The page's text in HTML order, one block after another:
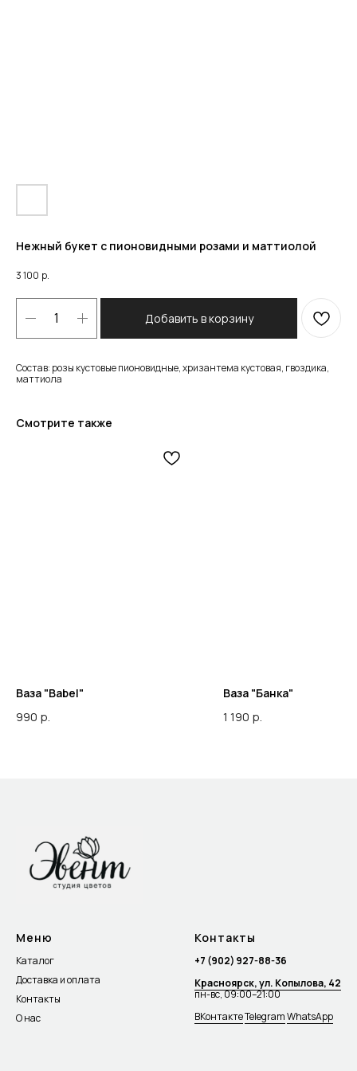
Нежный букет с пионовидными розами и маттиолой
3 100 р.
Добавить в корзину
Состав: розы кустовые пионовидные, хризантема кустовая, гвоздика,
маттиола
Смотрите также
Ваза "Babel"
990 р.
Ваза "Банка"
1 190 р.
Меню
Каталог
Доставка и оплата
Контакты
О нас
Контакты
+7 (902) 927-88-36
Красноярск, ул. Копылова, 42
пн-вс, 09:00–21:00
ВКонтактеTelegramWhatsApp